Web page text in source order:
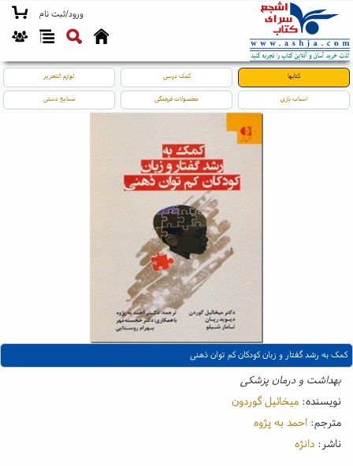
ورود/ثبت نام
کتابها کمک درسی لوازم التحریر
اسباب بازی محصولات فرهنگی صنایع دستی
کمک به رشد گفتار و زبان کودکان کم توان ذهنی
بهداشت و درمان پزشکی
نویسنده: میخائیل گوردون
مترجم: احمد به پژوه
ناشر: دانژه